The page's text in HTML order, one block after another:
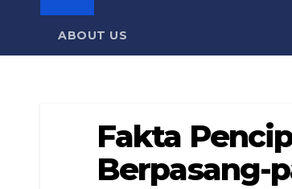
ABOUT US
Fakta
Berpasang-